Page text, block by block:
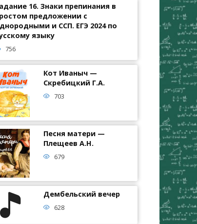
16. Знаки препинания в
предложении с
и ССП. ЕГЭ 2024 по
языку
756
Кот Иваныч —
Скребицкий Г.А.
703
Песня матери —
Плещеев А.Н.
679
Дембельский вечер
628